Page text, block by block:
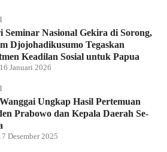
Seminar Nasional Gekira di Sorong,
Djojohadikusumo Tegaskan
Keadilan Sosial untuk Papua
Januari 2026
Ungkap Hasil Pertemuan
Prabowo dan Kepala Daerah Se-
Desember 2025